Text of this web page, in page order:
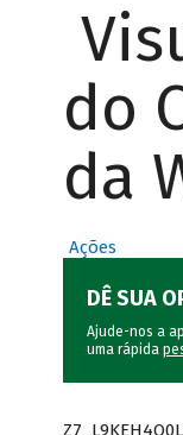
do
da
Ações
DÊ SUA
Ajude-nos a
uma rápida